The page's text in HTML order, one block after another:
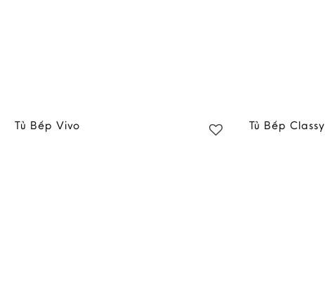
Tủ Bếp Vivo Tủ Bếp Classy